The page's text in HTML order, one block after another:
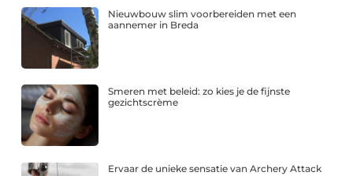
Nieuwbouw slim voorbereiden met een
aannemer in Breda
Smeren met beleid: zo kies je de fijnste
gezichtscrème
Ervaar de unieke sensatie van Archery Attack